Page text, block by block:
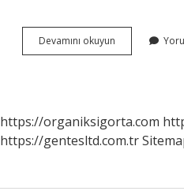
Devamını okuyun
Âdem
Dünyaya
Geldi
https://organiksigorta.com
https://gentesltd.com.tr